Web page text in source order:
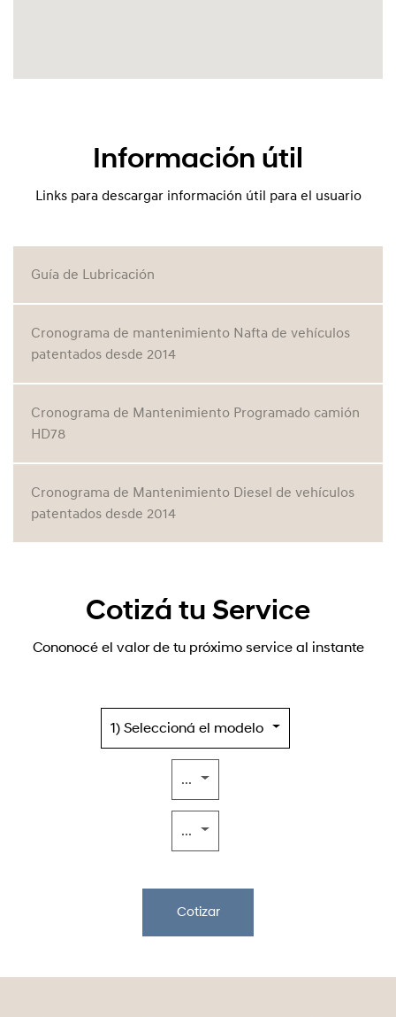
Información útil
Links para descargar información útil para el usuario
Guía de Lubricación
Cronograma de mantenimiento Nafta de vehículos
patentados desde 2014
Cronograma de Mantenimiento Programado camión
HD78
Cronograma de Mantenimiento Diesel de vehículos
patentados desde 2014
Cotizá tu Service
Cononocé el valor de tu próximo service al instante
1) Seleccioná el modelo
...
...
Cotizar